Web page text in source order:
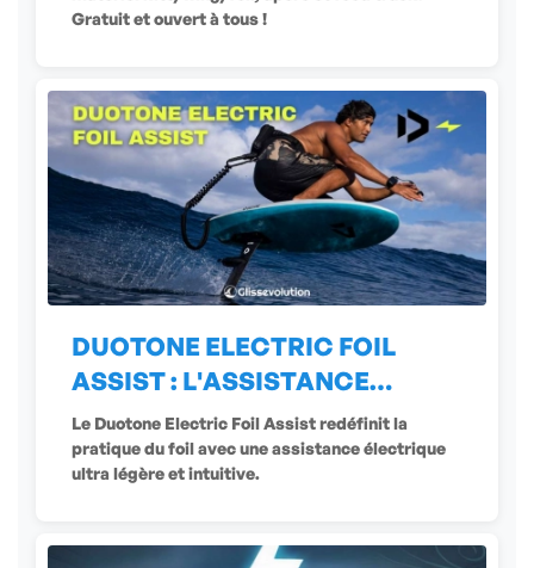
Gratuit et ouvert à tous !
DUOTONE ELECTRIC FOIL
ASSIST : L'ASSISTANCE
ÉLECTRIQUE
Le Duotone Electric Foil Assist redéfinit la
pratique du foil avec une assistance électrique
ultra légère et intuitive.